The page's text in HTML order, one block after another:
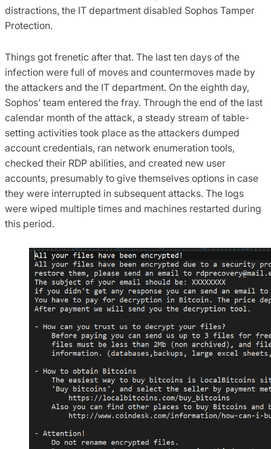
distractions, the IT department disabled Sophos Tamper
Protection.
Things got frenetic after that. The last ten days of the
infection were full of moves and countermoves made by
the attackers and the IT department. On the eighth day,
Sophos’ team entered the fray. Through the end of the last
calendar month of the attack, a steady stream of table-
setting activities took place as the attackers dumped
account credentials, ran network enumeration tools,
checked their RDP abilities, and created new user
accounts, presumably to give themselves options in case
they were interrupted in subsequent attacks. The logs
were wiped multiple times and machines restarted during
this period.